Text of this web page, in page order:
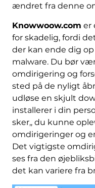
ændret fra denne
Knowwoow.com er
for skadelig, fordi
der kan ende dig
malware. Du bør
omdirigering og
sted på de nyligt
udløse en skjult
installerer i din
sker,, du kunne
omdirigeringer og
Det vigtigste
ses fra den
det kan variere fra